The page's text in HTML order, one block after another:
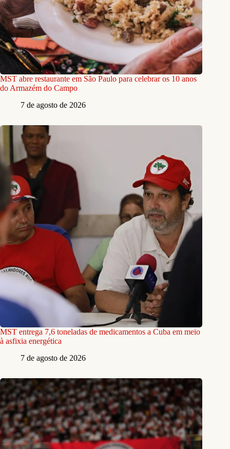
MST abre restaurante em São Paulo para celebrar os 10 anos
do Armazém do Campo
7 de agosto de 2026
MST entrega 7,6 toneladas de medicamentos a Cuba em meio
à asfixia energética
7 de agosto de 2026